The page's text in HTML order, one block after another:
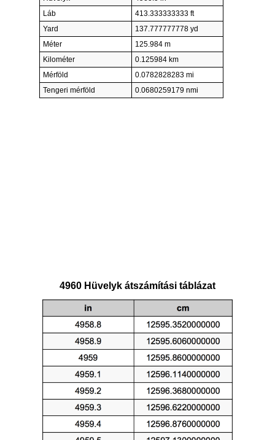
Láb
413.333333333 ft
Yard
137.777777778 yd
Méter
125.984 m
Kilométer
0.125984 km
Mérföld
0.0782828283 mi
Tengeri mérföld
0.0680259179 nmi
4960 Hüvelyk átszámítási táblázat